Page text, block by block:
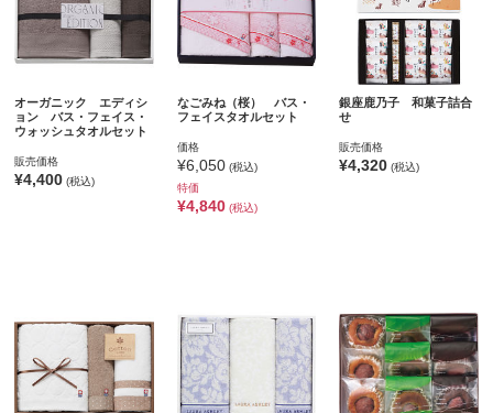
オーガニック エディシ
ョン バス・フェイス・
ウォッシュタオルセット
販売価格
¥4,400 (税込)
なごみね（桜） バス・
フェイスタオルセット
価格
¥6,050(税込)
特価
¥4,840(税込)
銀座鹿乃子 和菓子詰合
せ
販売価格
¥4,320 (税込)